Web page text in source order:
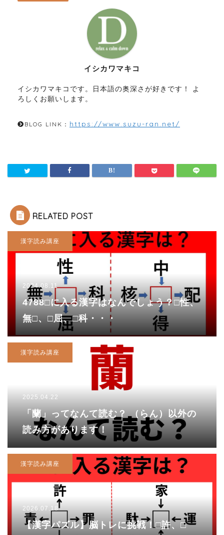
イシカワマキコ
イシカワマキコです。日本語の奥深さが好きです！ よ
ろしくお願いします。
BLOG LINK： https://www.suzu-ran.net/
RELATED POST
漢字読み講座
2024.08.11
4788□に入る漢字はなんでしょう？□性、
無□、□屈、□科・・・
漢字読み講座
2025.04.22
「蘭」ってなんて読む？ （らん）以外の
読み方があります！
漢字読み講座
2026.07.18
【漢字パズル】脳トレに挑戦！□許、□